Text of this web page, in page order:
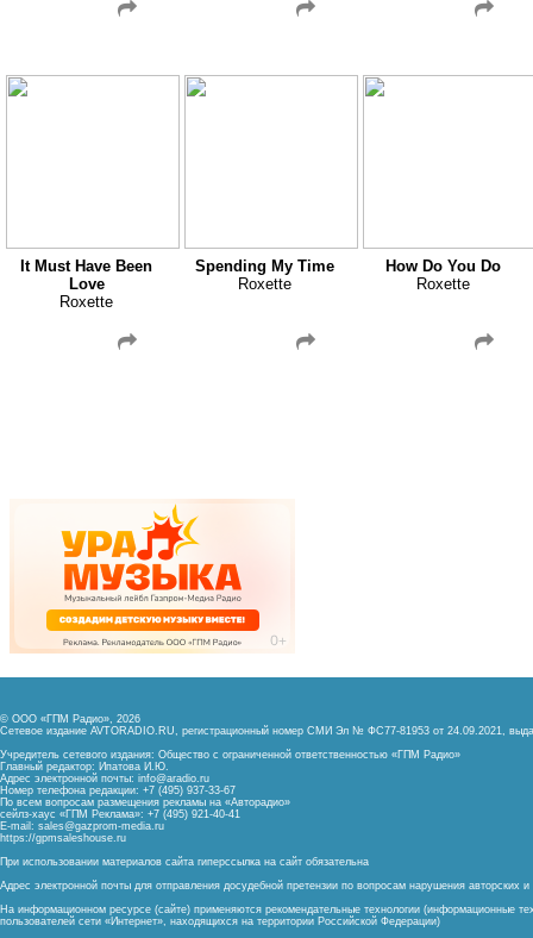
It Must Have Been
Love
Roxette
Spending My Time
Roxette
How Do You Do
Roxette
© ООО «ГПМ Радио», 2026
Сетевое издание AVTORADIO.RU, регистрационный номер СМИ Эл № ФС77-81953 от 24.09.2021,
Учредитель сетевого издания: Общество с ограниченной ответственностью «ГПМ Радио»
Главный редактор: Ипатова И.Ю.
Адрес электронной почты: info@aradio.ru
Номер телефона редакции: +7 (495) 937-33-67
По всем вопросам размещения рекламы на «Авторадио»
сейлз-хаус «ГПМ Реклама»: +7 (495) 921-40-41
E-mail: sales@gazprom-media.ru
https://gpmsaleshouse.ru
При использовании материалов сайта гиперссылка на сайт обязательна
Адрес электронной почты для отправления досудебной претензии по вопросам нарушения авторских
На информационном ресурсе (сайте) применяются рекомендательные технологии (информационные
пользователей сети «Интернет», находящихся на территории Российской Федерации)